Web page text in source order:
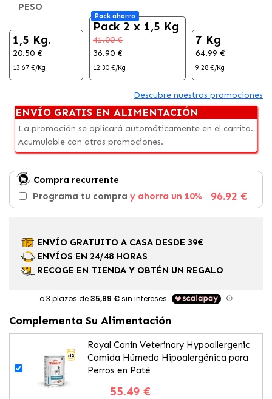
PESO
1,5 Kg.
20.50 €
13.67 €/Kg
Pack ahorro
Pack 2 x 1,5 Kg
41.00 €
36.90 €
12.30 €/Kg
7 Kg
64.99 €
9.28 €/Kg
Descubre nuestras promociones
ENVÍO GRATIS EN ALIMENTACIÓN
La promoción se aplicará automáticamente en el carrito.
Acumulable con otras promociones.
Compra recurrente
Programa tu compra y ahorra un 10% 96.92 €
ENVÍO GRATUITO A CASA DESDE 39€
ENVÍOS EN 24/48 HORAS
RECOGE EN TIENDA Y OBTÉN UN REGALO
Complementa Su Alimentación
Royal Canin Veterinary Hypoallergenic
Comida Húmeda Hipoalergénica para
Perros en Paté
55.49 €